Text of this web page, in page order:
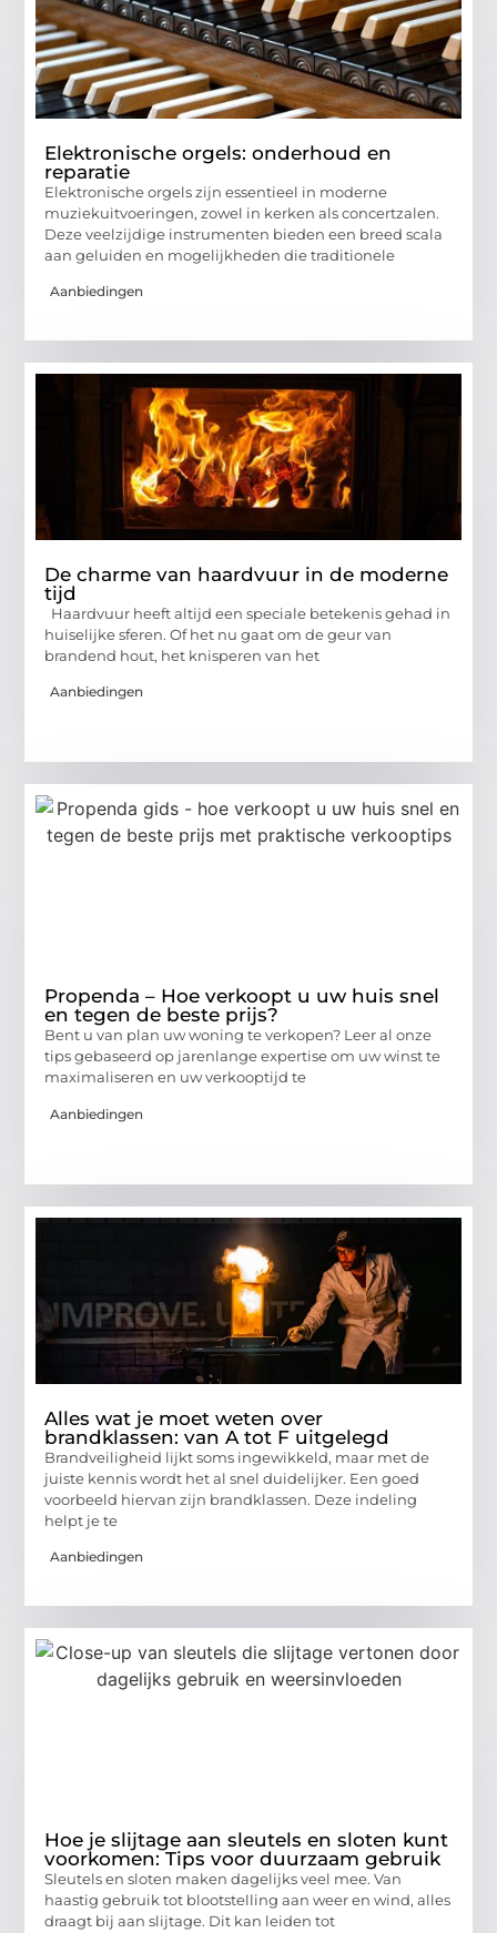
Elektronische orgels: onderhoud en
reparatie
Elektronische orgels zijn essentieel in moderne
muziekuitvoeringen, zowel in kerken als concertzalen.
Deze veelzijdige instrumenten bieden een breed scala
aan geluiden en mogelijkheden die traditionele
Aanbiedingen
De charme van haardvuur in de moderne
tijd
Haardvuur heeft altijd een speciale betekenis gehad in
huiselijke sferen. Of het nu gaat om de geur van
brandend hout, het knisperen van het
Aanbiedingen
Propenda – Hoe verkoopt u uw huis snel
en tegen de beste prijs?
Bent u van plan uw woning te verkopen? Leer al onze
tips gebaseerd op jarenlange expertise om uw winst te
maximaliseren en uw verkooptijd te
Aanbiedingen
Alles wat je moet weten over
brandklassen: van A tot F uitgelegd
Brandveiligheid lijkt soms ingewikkeld, maar met de
juiste kennis wordt het al snel duidelijker. Een goed
voorbeeld hiervan zijn brandklassen. Deze indeling
helpt je te
Aanbiedingen
Hoe je slijtage aan sleutels en sloten kunt
voorkomen: Tips voor duurzaam gebruik
Sleutels en sloten maken dagelijks veel mee. Van
haastig gebruik tot blootstelling aan weer en wind, alles
draagt bij aan slijtage. Dit kan leiden tot